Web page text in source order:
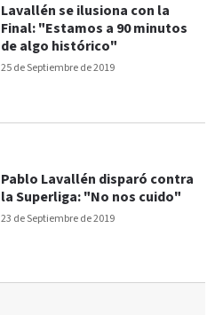
25 de Septiembre de 2019
Lavallén se ilusiona con la
Final: "Estamos a 90 minutos
de algo histórico"
23 de Septiembre de 2019
Pablo Lavallén disparó contra
la Superliga: "No nos cuido"